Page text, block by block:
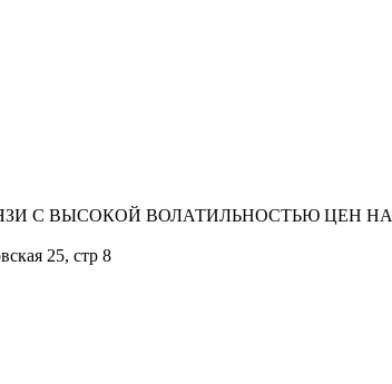
С ВЫСОКОЙ ВОЛАТИЛЬНОСТЬЮ ЦЕН
25, стр 8